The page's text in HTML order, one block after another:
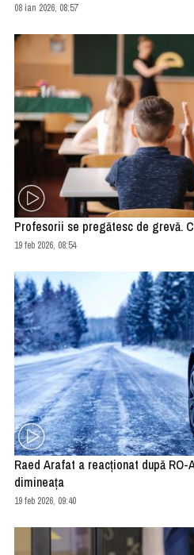
08 ian 2026, 08:57
Profesorii se pregătesc de grevă.
19 feb 2026, 08:54
Raed Arafat a reacţionat după
dimineaţa
19 feb 2026, 09:40